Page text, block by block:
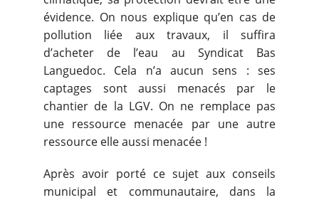
évidence. On nous explique qu’en cas de
pollution liée aux travaux, il suffira
d’acheter de l’eau au Syndicat Bas
Languedoc. Cela n’a aucun sens : ses
captages sont aussi menacés par le
chantier de la LGV. On ne remplace pas
une ressource menacée par une autre
ressource elle aussi menacée !
Après avoir porté ce sujet aux conseils
municipal et communautaire, dans la